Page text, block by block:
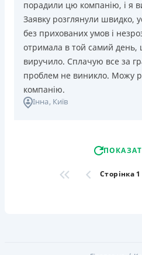
порадили цю компанію, і я
Заявку розглянули швидко,
без прихованих умов і
отримала в той самий
виручило. Сплачую все за
проблем не виникло. Можу
компанію.
Інна, Київ
Сторінка